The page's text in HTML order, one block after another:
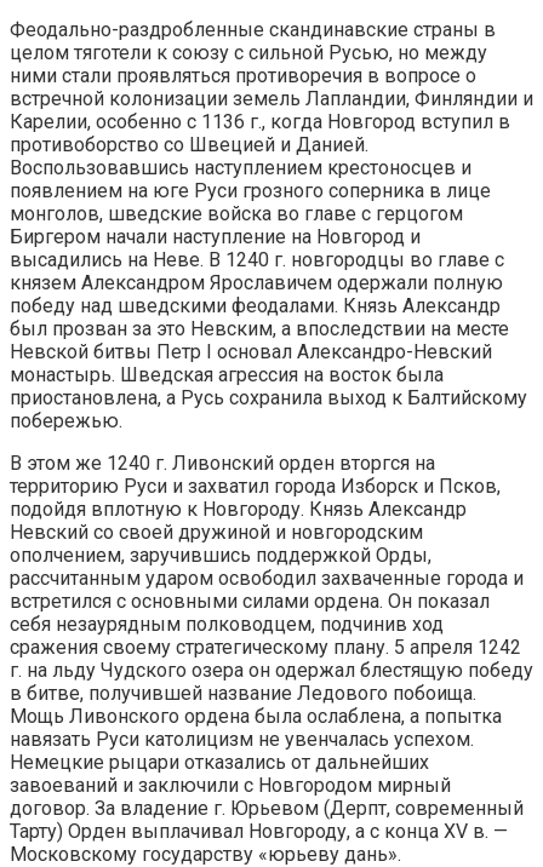
Феодально-раздробленные скандинавские страны в
целом тяготели к союзу с сильной Русью, но между
ними стали проявляться противоречия в вопросе о
встречной колонизации земель Лапландии, Финляндии и
Карелии, особенно с 1136 г., когда Новгород вступил в
противоборство со Швецией и Данией.
Воспользовавшись наступлением крестоносцев и
появлением на юге Руси грозного соперника в лице
монголов, шведские войска во главе с герцогом
Биргером начали наступление на Новгород и
высадились на Неве. В 1240 г. новгородцы во главе с
князем Александром Ярославичем одержали полную
победу над шведскими феодалами. Князь Александр
был прозван за это Невским, а впоследствии на месте
Невской битвы Петр I основал Александро-Невский
монастырь. Шведская агрессия на восток была
приостановлена, а Русь сохранила выход к Балтийскому
побережью.
В этом же 1240 г. Ливонский орден вторгся на
территорию Руси и захватил города Изборск и Псков,
подойдя вплотную к Новгороду. Князь Александр
Невский со своей дружиной и новгородским
ополчением, заручившись поддержкой Орды,
рассчитанным ударом освободил захваченные города и
встретился с основными силами ордена. Он показал
себя незаурядным полководцем, подчинив ход
сражения своему стратегическому плану. 5 апреля 1242
г. на льду Чудского озера он одержал блестящую победу
в битве, получившей название Ледового побоища.
Мощь Ливонского ордена была ослаблена, а попытка
навязать Руси католицизм не увенчалась успехом.
Немецкие рыцари отказались от дальнейших
завоеваний и заключили с Новгородом мирный
договор. За владение г. Юрьевом (Дерпт, современный
Тарту) Орден выплачивал Новгороду, а с конца XV в. —
Московскому государству «юрьеву дань».